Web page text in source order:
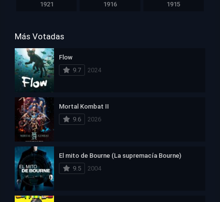
1921 1916 1915
Más Votadas
Flow
9.7
2024
Mortal Kombat II
9.6
2026
El mito de Bourne (La supremacía Bourne)
9.5
2004